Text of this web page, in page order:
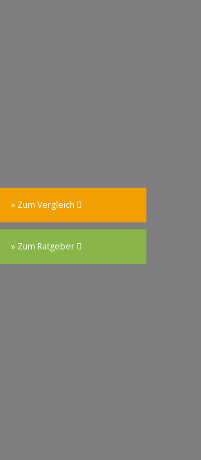
» Zum Vergleich
» Zum Ratgeber